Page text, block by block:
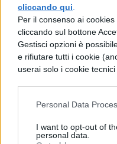
cliccando qui
Per il consenso ai
cliccando sul bottone
Gestisci opzioni è
e rifiutare tutti i cookie
userai solo i cookie tecnici
Personal Data
I want to opt-out of
personal data.
L’immissione in
docenti di
significativa per
carriera
passaggio da
determinato a
garantisce